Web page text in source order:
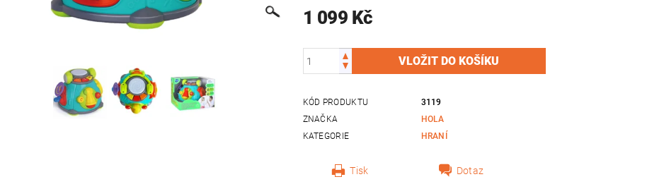
1 099 Kč
KÓD PRODUKTU
3119
ZNAČKA
HOLA
KATEGORIE
HRANÍ
Tisk Dotaz